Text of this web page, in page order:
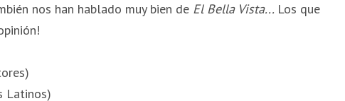
nos han hablado muy bien de El Bella Vista... Los que
Latinos)